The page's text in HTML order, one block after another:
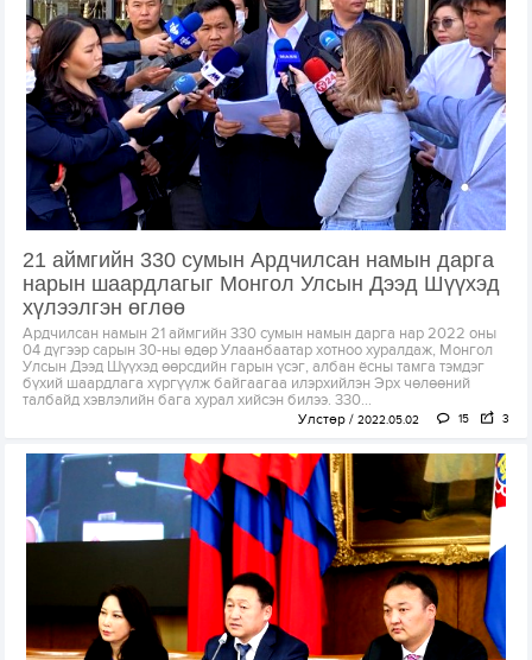
21 аймгийн 330 сумын Ардчилсан намын дарга
нарын шаардлагыг Монгол Улсын Дээд Шүүхэд
хүлээлгэн өглөө
Ардчилсан намын 21 аймгийн 330 сумын намын дарга нар 2022 оны
04 дүгээр сарын 30-ны өдөр Улаанбаатар хотноо хуралдаж, Монгол
Улсын Дээд Шүүхэд өөрсдийн гарын үсэг, албан ёсны тамга тэмдэг
бүхий шаардлага хүргүүлж байгаагаа илэрхийлэн Эрх чөлөөний
талбайд хэвлэлийн бага хурал хийсэн билээ. 330...
Улстөр 2022.05.02 15 3